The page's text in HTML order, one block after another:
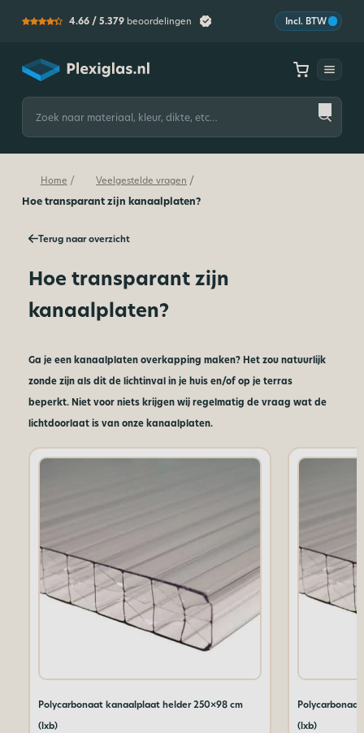
4.66 / 5.379 beoordelingen Incl. BTW
Plexiglas
Zoeken
naar:
Home / Veelgestelde vragen /
Hoe transparant zijn kanaalplaten?
Terug naar overzicht
Hoe transparant zijn
kanaalplaten?
Ga je een kanaalplaten overkapping maken? Het zou natuurlijk
zonde zijn als dit de lichtinval in je huis en/of op je terras
beperkt. Niet voor niets krijgen wij regelmatig de vraag wat de
lichtdoorlaat is van onze kanaalplaten.
Polycarbonaat kanaalplaat helder 250×98 cm
(lxb)
(lxb)